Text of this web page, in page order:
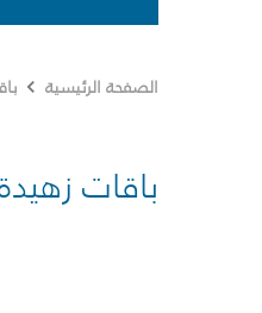
الصفحة الرئيسية
باقات